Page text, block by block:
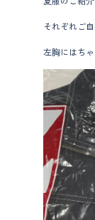
それぞれご
左胸にはち